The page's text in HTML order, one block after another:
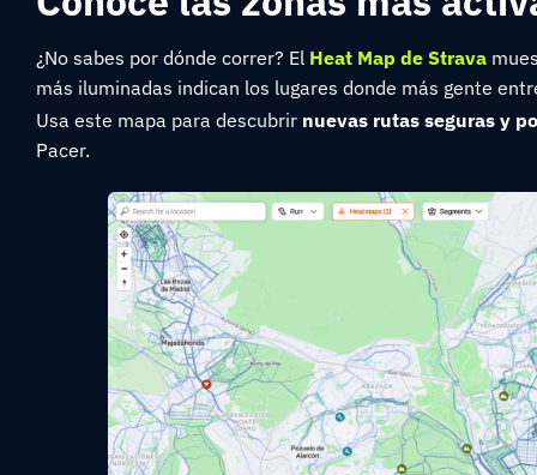
¿No sabes por dónde correr? El Heat Map de Strava
más iluminadas indican los lugares donde más gente
Usa este mapa para descubrir nuevas rutas seguras y
Pacer.